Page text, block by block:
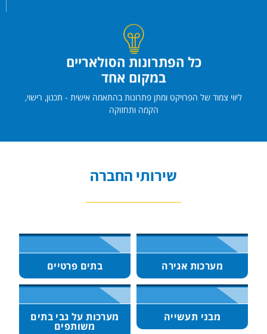
כל הפתרונות הסולאריים
במקום אחד
ליווי צמוד של הפרויקט ומתן פתרונות בהתאמה אישית - תכנון, רישוי,
הקמה ותחזוקה
שירותי החברה
מערכות אגירה בתים פרטיים
מבני תעשייה מערכות על גבי בתים
משותפים